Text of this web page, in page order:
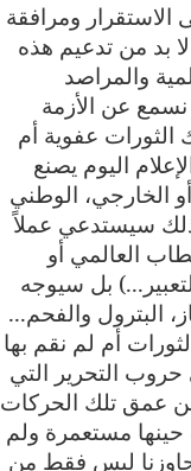
ومرافقة
بد من تدعيم هذه
والمراصد
نسمع عن الأزمة
الثورات عفوية أم
اليوم يصنع
الخارجي، الوطني
ذلك سيستدعي عملاً
من الآن لن يكون الخطاب العالمي أو
بل سيوجه
البترول والفحم...
أم لم نقم بها
التحرير التي
من عمق تلك الحركات
حينها مستعمرة ولم
ليس فقط من